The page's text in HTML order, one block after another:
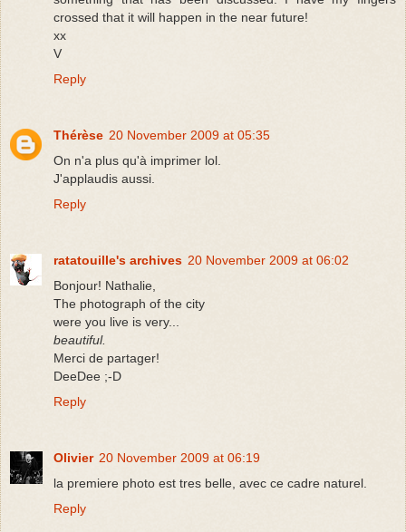
crossed that it will happen in the near future!
xx
V
Reply
Thérèse 20 November 2009 at 05:35
On n'a plus qu'à imprimer lol.
J'applaudis aussi.
Reply
ratatouille's archives 20 November 2009 at 06:02
Bonjour! Nathalie,
The photograph of the city
were you live is very...
beautiful.
Merci de partager!
DeeDee ;-D
Reply
Olivier 20 November 2009 at 06:19
la premiere photo est tres belle, avec ce cadre naturel.
Reply